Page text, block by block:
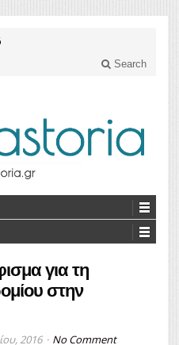
Search
για τη
στην
2016 No Comment